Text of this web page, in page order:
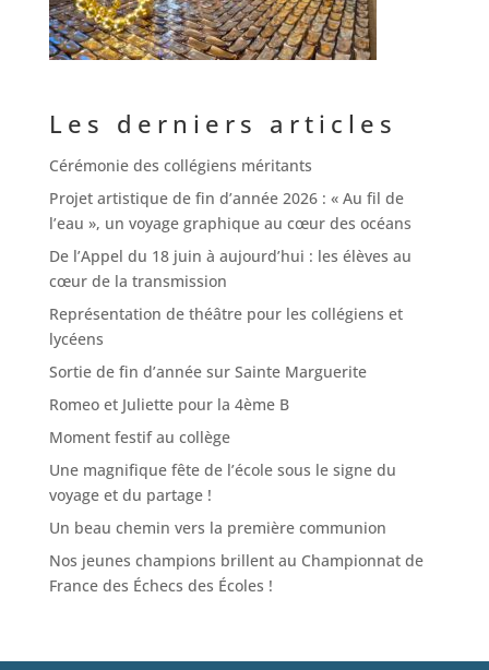
Les derniers articles
Cérémonie des collégiens méritants
Projet artistique de fin d’année 2026 : « Au fil de
l’eau », un voyage graphique au cœur des océans
De l’Appel du 18 juin à aujourd’hui : les élèves au
cœur de la transmission
Représentation de théâtre pour les collégiens et
lycéens
Sortie de fin d’année sur Sainte Marguerite
Romeo et Juliette pour la 4ème B
Moment festif au collège
Une magnifique fête de l’école sous le signe du
voyage et du partage !
Un beau chemin vers la première communion
Nos jeunes champions brillent au Championnat de
France des Échecs des Écoles !